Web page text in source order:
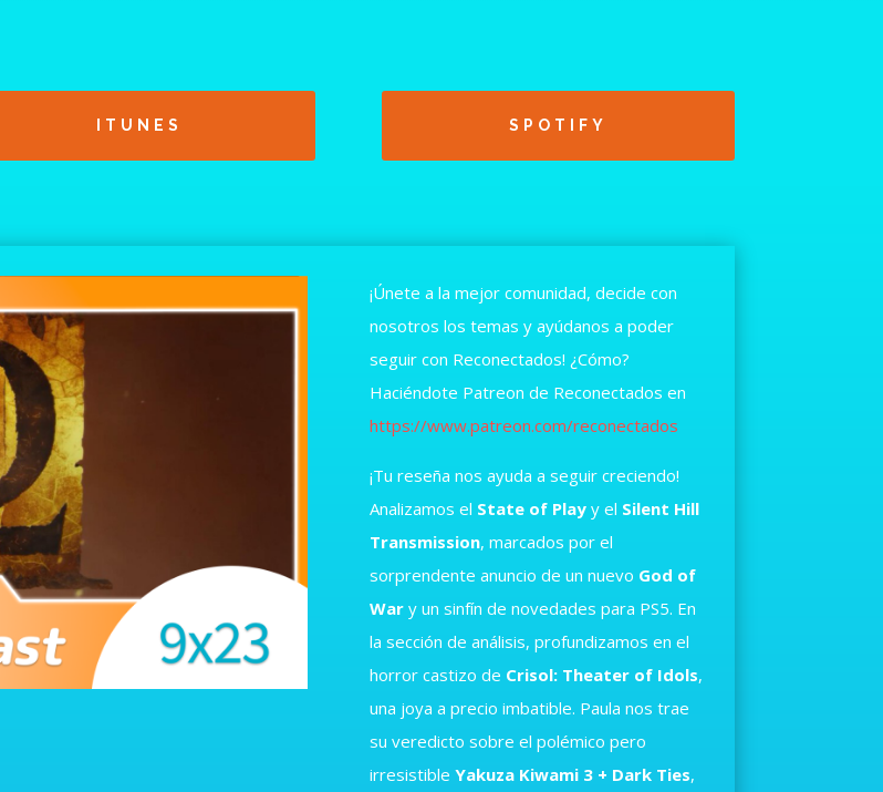
ITUNES SPOTIFY
¡Únete a la mejor comunidad, decide con
nosotros los temas y ayúdanos a poder
seguir con Reconectados! ¿Cómo?
Haciéndote Patreon de Reconectados en
https://www.patreon.com/reconectados
¡Tu reseña nos ayuda a seguir creciendo!
Analizamos el State of Playy el Silent Hill
Transmission, marcados por el
sorprendente anuncio de un nuevo God of
Wary un sinfín de novedades para PS5. En
la sección de análisis, profundizamos en el
horror castizo de Crisol: Theater of Idols,
una joya a precio imbatible. Paula nos trae
su veredicto sobre el polémico pero
irresistible Yakuza Kiwami 3 + Dark Ties,